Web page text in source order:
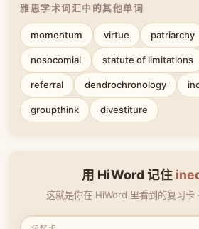
雅思学术词汇中的其他单词
momentum virtue patriarchy
nosocomial statute of limitations
referral dendrochronology
groupthink divestiture
用 HiWord 记住
这就是你在 HiWord 里看到的复习